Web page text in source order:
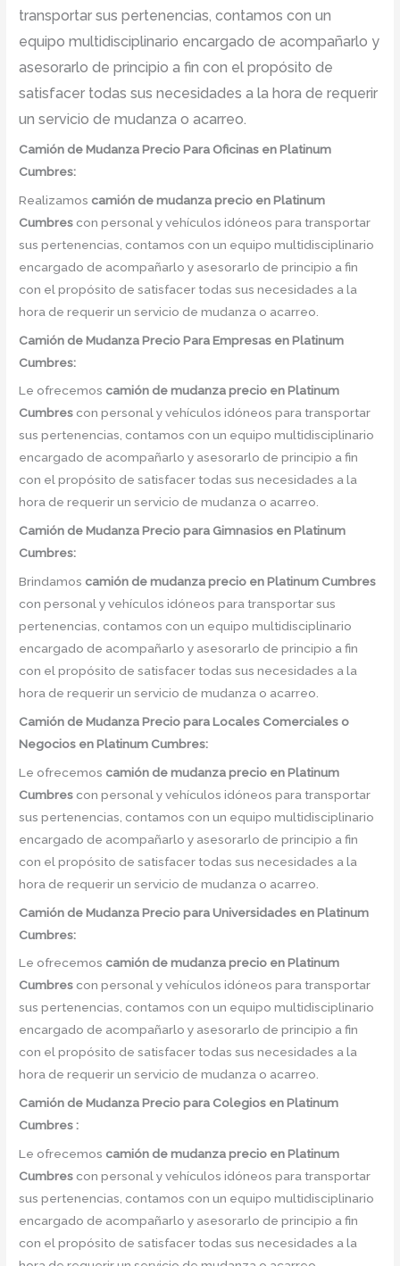
transportar sus pertenencias, contamos con un
equipo multidisciplinario encargado de acompañarlo y
asesorarlo de principio a fin con el propósito de
satisfacer todas sus necesidades a la hora de requerir
un servicio de mudanza o acarreo.
Camión de MudanzaPrecioPara Oficinas en Platinum
Cumbres:
Realizamos camión de mudanza precio enPlatinum
Cumbres con personal y vehículos idóneos para transportar
sus pertenencias, contamos con un equipo multidisciplinario
encargado de acompañarlo y asesorarlo de principio a fin
con el propósito de satisfacer todas sus necesidades a la
hora de requerir un servicio de mudanza o acarreo.
Camión de MudanzaPrecioPara Empresas en Platinum
Cumbres:
Le ofrecemos camión de mudanza precio enPlatinum
Cumbres con personal y vehículos idóneos para transportar
sus pertenencias, contamos con un equipo multidisciplinario
encargado de acompañarlo y asesorarlo de principio a fin
con el propósito de satisfacer todas sus necesidades a la
hora de requerir un servicio de mudanza o acarreo.
Camión de MudanzaPreciopara Gimnasios en Platinum
Cumbres:
Brindamos camión de mudanza precio enPlatinum Cumbres
con personal y vehículos idóneos para transportar sus
pertenencias, contamos con un equipo multidisciplinario
encargado de acompañarlo y asesorarlo de principio a fin
con el propósito de satisfacer todas sus necesidades a la
hora de requerir un servicio de mudanza o acarreo.
Camión de MudanzaPreciopara Locales Comerciales o
Negocios en Platinum Cumbres:
Le ofrecemos camión de mudanza precio enPlatinum
Cumbres con personal y vehículos idóneos para transportar
sus pertenencias, contamos con un equipo multidisciplinario
encargado de acompañarlo y asesorarlo de principio a fin
con el propósito de satisfacer todas sus necesidades a la
hora de requerir un servicio de mudanza o acarreo.
Camión de MudanzaPreciopara Universidades en Platinum
Cumbres:
Le ofrecemos camión de mudanza precio enPlatinum
Cumbres con personal y vehículos idóneos para transportar
sus pertenencias, contamos con un equipo multidisciplinario
encargado de acompañarlo y asesorarlo de principio a fin
con el propósito de satisfacer todas sus necesidades a la
hora de requerir un servicio de mudanza o acarreo.
Camión de MudanzaPreciopara Colegios en Platinum
Cumbres :
Le ofrecemos camión de mudanza precio enPlatinum
Cumbres con personal y vehículos idóneos para transportar
sus pertenencias, contamos con un equipo multidisciplinario
encargado de acompañarlo y asesorarlo de principio a fin
con el propósito de satisfacer todas sus necesidades a la